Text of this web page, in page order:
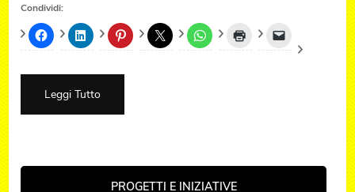
Condividi:
Leggi Tutto
PROGETTI E INIZIATIVE